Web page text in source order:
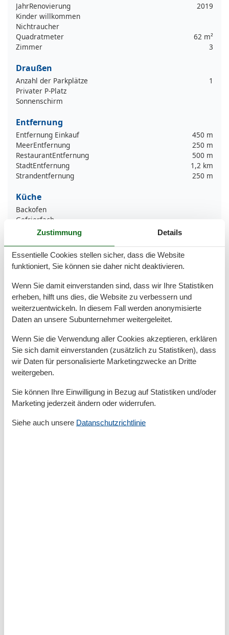
JahrRenovierung
2019
Kinder willkommen
Nichtraucher
Quadratmeter
62 m²
Zimmer
3
Draußen
Anzahl der Parkplätze
1
Privater P-Platz
Sonnenschirm
Entfernung
Entfernung Einkauf
450 m
MeerEntfernung
250 m
RestaurantEntfernung
500 m
StadtEntfernung
1,2 km
Strandentfernung
250 m
Küche
Backofen
Gefrierfach
Kaffeemaschine
Küche
Kühlschrank
Spülmaschine
Teller
Toaster
Wasserkocher
Unterkunft
Allergikerfreundlich
Anzahl der Fernseher
Aufzug
Balkon
Betten
Esstisch
Familie
Herd
Zustimmung Details
Essentielle Cookies stellen sicher, dass die Website
funktioniert, Sie können sie daher nicht deaktivieren.
Wenn Sie damit einverstanden sind, dass wir Ihre Statistiken
erheben, hilft uns dies, die Website zu verbessern und
weiterzuentwickeln. In diesem Fall werden anonymisierte
Daten an unsere Subunternehmer weitergeleitet.
Wenn Sie die Verwendung aller Cookies akzeptieren, erklären
Sie sich damit einverstanden (zusätzlich zu Statistiken), dass
wir Daten für personalisierte Marketingzwecke an Dritte
weitergeben.
Sie können Ihre Einwilligung in Bezug auf Statistiken und/oder
Marketing jederzeit ändern oder widerrufen.
Siehe auch unsere Datanschutzrichtlinie